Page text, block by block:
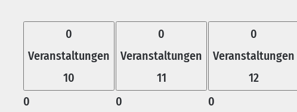
0
Veranstaltungen
10
0
0
Veranstaltungen
11
0
0
Veranstaltungen
12
0